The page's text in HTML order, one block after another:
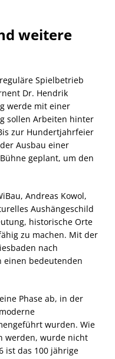
weitere
Spielbetrieb
Dr. Hendrik
werde mit einer
sollen Arbeiten hinter
zur Hundertjahrfeier
Ausbau einer
geplant, um den
Andreas Kowol,
Aushängeschild
historische Orte
zu machen. Mit der
nach
einen bedeutenden
Phase ab, in der
wurden. Wie
werden, wurde nicht
ist das 100 jährige